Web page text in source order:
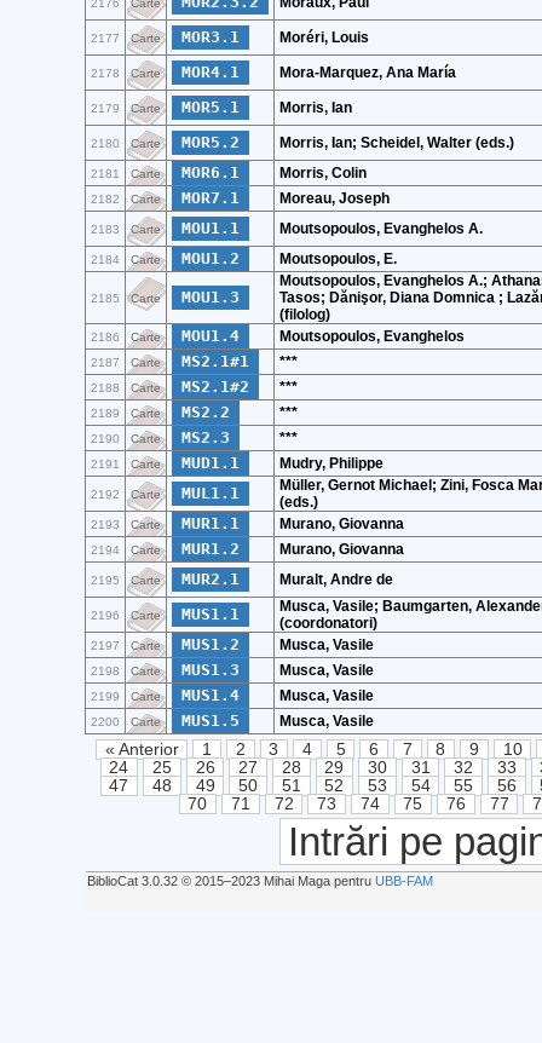
2176 Carte
2177 Carte MOR3.1 Moréri, Louis
2178 Carte MOR4.1 Mora-Marquez, Ana María
2179 Carte MOR5.1 Morris, Ian
2180 Carte MOR5.2 Morris, Ian; Scheidel, Walter (eds.)
2181 Carte MOR6.1 Morris, Colin
2182 Carte MOR7.1 Moreau, Joseph
2183 Carte MOU1.1 Moutsopoulos, Evanghelos A.
2184 Carte MOU1.2 Moutsopoulos, E.
2185 Carte MOU1.3
Moutsopoulos, Evanghelos A.;
Tasos; Dănişor, Diana Domnica ;
(filolog)
2186 Carte MOU1.4 Moutsopoulos, Evanghelos
2187 Carte MS2.1#1 ***
2188 Carte MS2.1#2 ***
2189 Carte MS2.2 ***
2190 Carte MS2.3 ***
2191 Carte MUD1.1 Mudry, Philippe
2192 Carte MUL1.1
Müller, Gernot Michael; Zini, Fosca
(eds.)
2193 Carte MUR1.1 Murano, Giovanna
2194 Carte MUR1.2 Murano, Giovanna
2195 Carte MUR2.1 Muralt, Andre de
2196 Carte MUS1.1
Musca, Vasile; Baumgarten,
(coordonatori)
2197 Carte MUS1.2 Musca, Vasile
2198 Carte MUS1.3 Musca, Vasile
2199 Carte MUS1.4 Musca, Vasile
2200 Carte MUS1.5 Musca, Vasile
« Anterior 1 2 3 4 5 6 7 8 9
10
24
25 26 27 28 29 30 31 32 33
47
48 49 50 51 52 53 54 55 56
70
71 72 73 74 75 76 77
Intrări pe
BiblioCat 3.0.32 © 2015‒2023 Mihai Maga pentru UBB-FAM